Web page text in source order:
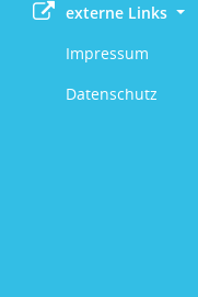
externe Links
Impressum
Datenschutz